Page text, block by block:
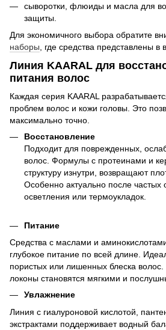
сыворотки, флюиды и масла для
защиты.
Для экономичного выбора обратите
наборы , где средства представлены в
Линия KAARAL для
питания волос
Каждая серия KAARAL
проблем волос и кожи головы. Это
максимально точно.
Восстановление
Подходит для поврежденных,
волос. Формулы с протеинами и
структуру изнутри, возвращают
Особенно актуально после частых
осветления или термоукладок.
Питание
Средства с маслами и
глубокое питание по всей длине.
пористых или лишенных блеска
локоны становятся мягкими и
Увлажнение
Линия с гиалуроновой кислотой,
экстрактами поддерживает водный